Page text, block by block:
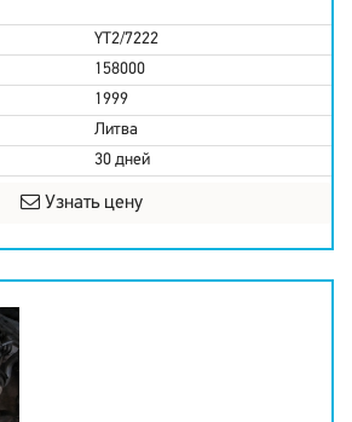
YT2/7222
158000
1999
Литва
30 дней
Узнать цену